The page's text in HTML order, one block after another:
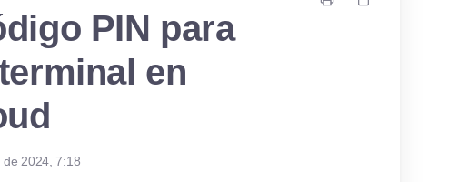
PIN para
en
2024, 7:18